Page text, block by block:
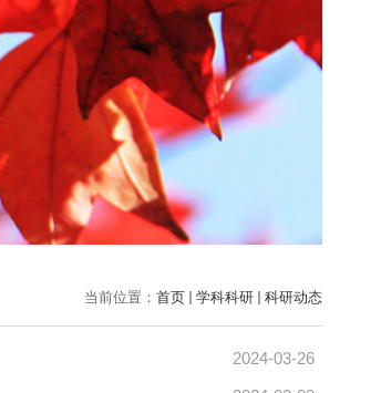
当前位置： 首页 学科科研 科研动态
2024-03-26